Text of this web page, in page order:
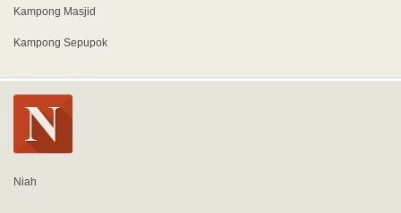
Kampong Masjid
Kampong Sepupok
Niah